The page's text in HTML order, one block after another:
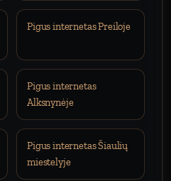
Pigus internetas Preiloje
Pigus internetas
Alksnynėje
Pigus internetas Šiaulių
miestelyje